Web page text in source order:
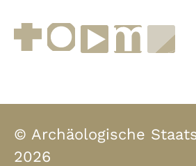
Facebook
Instagram
YouTube
© Archäologische
2026